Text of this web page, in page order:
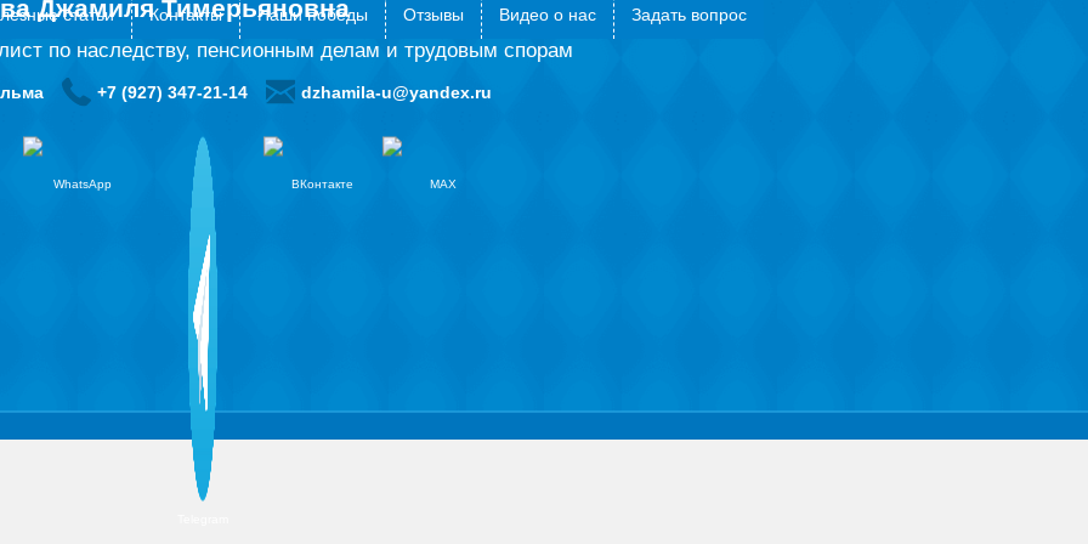
статьи Контакты Наши победы Отзывы Видео о нас Задать вопрос
Джамиля Тимерьяновна
по наследству, пенсионным делам и трудовым спорам
+7 (927) 347-21-14 dzhamila-u@yandex.ru
WhatsApp ВКонтакте MAX